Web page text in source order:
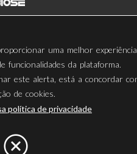
uma melhor
funcionalidades da plataforma.
este alerta, está a concordar
de cookies.
política de privacidade